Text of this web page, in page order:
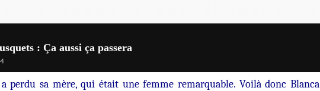
: Ça aussi ça passera
perdu sa mère, qui était une femme remarquable. Voilà donc Blanca